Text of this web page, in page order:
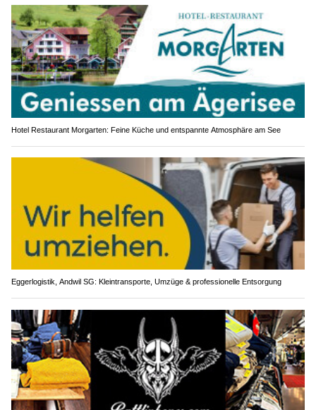
Hotel Restaurant Morgarten: Feine Küche und entspannte Atmosphäre am See
Eggerlogistik, Andwil SG: Kleintransporte, Umzüge & professionelle Entsorgung